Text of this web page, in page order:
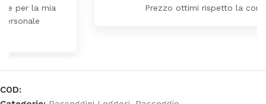
Prezzo ottimi rispetto la concorrenza
COD: